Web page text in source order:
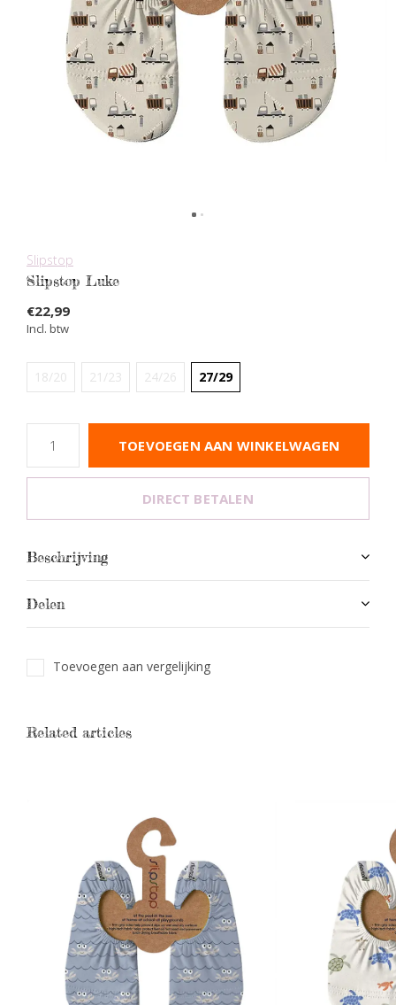
Slipstop
Slipstop Luke
€22,99
Incl. btw
18/20 21/23 24/26 27/29
TOEVOEGEN AAN WINKELWAGEN
DIRECT BETALEN
Beschrijving
Delen
Toevoegen aan vergelijking
Related articles